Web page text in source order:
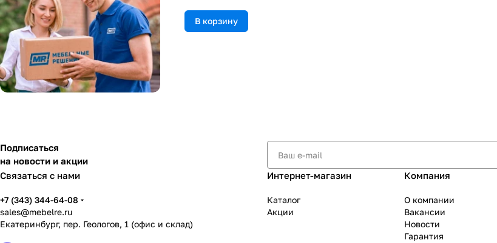
В корзину
Подписаться
на новости и акции
Связаться с нами
+7 (343) 344-64-08
sales@mebelre.ru
Екатеринбург, пер. Геологов, 1 (офис и склад)
Интернет-магазин
Каталог
Акции
Компания
О компании
Вакансии
Новости
Гарантия